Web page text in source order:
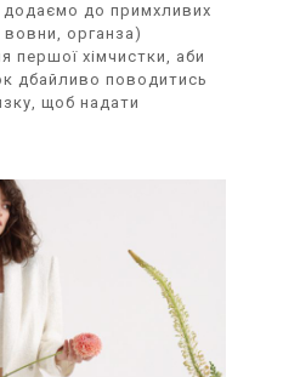
до примхливих
органза)
першої хімчистки, аби
дбайливо поводитись
щоб надати